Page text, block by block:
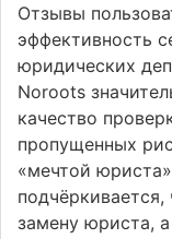
Отзывы
эффективность
юридических
Noroots
качество
пропущенных
«мечтой
подчёркивается,
замену юриста,